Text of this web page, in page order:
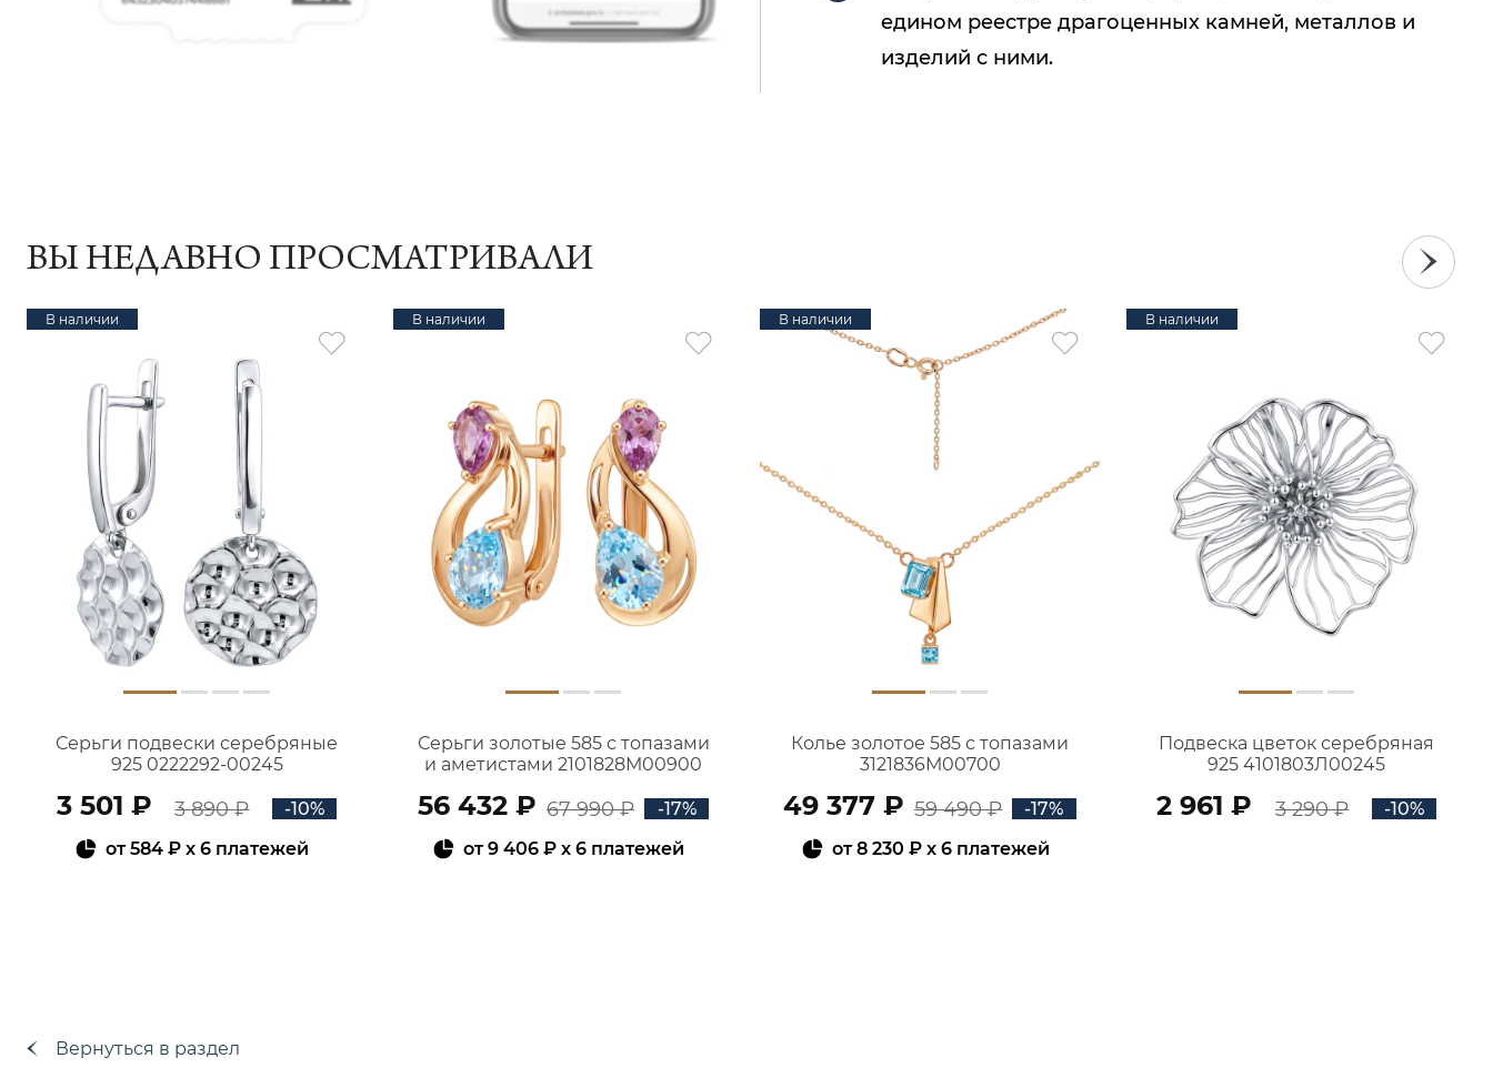
едином реестре драгоценных камней, металлов и
изделий с ними.
ВЫ НЕДАВНО ПРОСМАТРИВАЛИ
В наличии
Серьги подвески серебряные
925 0222292-00245
3 501 ₽ 3 890 ₽
-10%
от584 ₽ x 6 платежей
В наличии
Серьги золотые 585 с топазами
и аметистами 2101828М00900
56 432 ₽ 67 990 ₽
-17%
от9 406 ₽ x 6 платежей
В наличии
Колье золотое 585 с топазами
3121836М00700
49 377 ₽ 59 490 ₽
-17%
от8 230 ₽x 6 платежей
В наличии
Подвеска цветок серебряная
925 4101803Л00245
2 961 ₽ 3 290 ₽ -10%
Вернуться в раздел